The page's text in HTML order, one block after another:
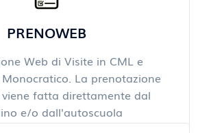
PRENOWEB
Web di Visite in CML e
La prenotazione
fatta direttamente dal
e/o dall'autoscuola